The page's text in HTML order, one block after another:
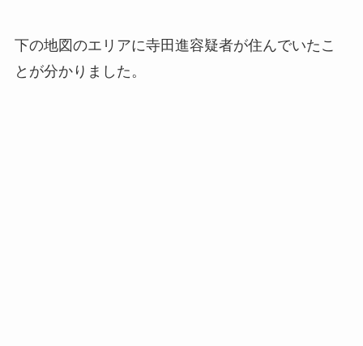
下の地図のエリアに寺田進容疑者が住んでいたこ
とが分かりました。